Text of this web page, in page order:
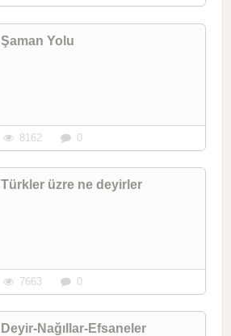
Şaman Yolu
8162 0
Türkler üzre ne deyirler
7663 0
Deyir-Nağıllar-Efsaneler